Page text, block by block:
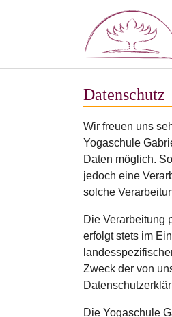
Datenschutz
Wir freuen uns
Yogaschule
Daten möglich.
jedoch eine
solche
Die Verarbeitung
erfolgt stets im
Zweck der von
Die Yogaschule